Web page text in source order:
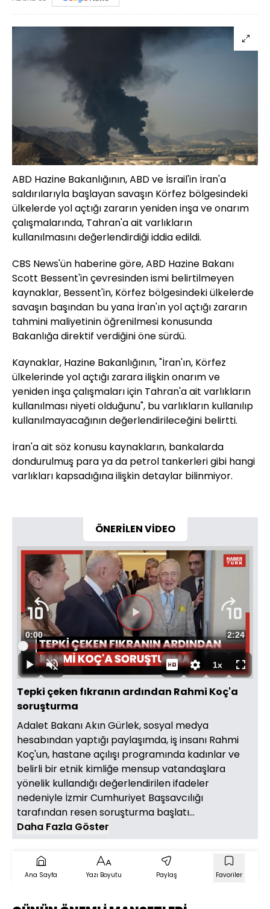
ABD Hazine Bakanlığının, ABD ve İsrail'in İran'a
saldırılarıyla başlayan savaşın Körfez bölgesindeki
ülkelerde yol açtığı zararın yeniden inşa ve onarım
çalışmalarında, Tahran'a ait varlıkların
kullanılmasını değerlendirdiği iddia edildi.
CBS News'ün haberine göre, ABD Hazine Bakanı
Scott Bessent'in çevresinden ismi belirtilmeyen
kaynaklar, Bessent'in, Körfez bölgesindeki ülkelerde
savaşın başından bu yana İran'ın yol açtığı zararın
tahmini maliyetinin öğrenilmesi konusunda
Bakanlığa direktif verdiğini öne sürdü.
Kaynaklar, Hazine Bakanlığının, "İran'ın, Körfez
ülkelerinde yol açtığı zarara ilişkin onarım ve
yeniden inşa çalışmaları için Tahran'a ait varlıkların
kullanılması niyeti olduğunu", bu varlıkların kullanılıp
kullanılmayacağının değerlendirileceğini belirtti.
İran'a ait söz konusu kaynakların, bankalarda
dondurulmuş para ya da petrol tankerleri gibi hangi
varlıkları kapsadığına ilişkin detaylar bilinmiyor.
ÖNERİLEN VİDEO
Videoyu
Oynat
OynatSesi
Aç
Süre
0:00 Toplam
Süre
2:24
Yüklendi:
1xOynatma
Hızı
Tam
Ekran
Tepki çeken fıkranın ardından Rahmi Koç'a
soruşturma
Adalet Bakanı Akın Gürlek, sosyal medya
hesabından yaptığı paylaşımda, iş insanı Rahmi
Koç'un, hastane açılışı programında kadınlar ve
belirli bir etnik kimliğe mensup vatandaşlara
yönelik kullandığı değerlendirilen ifadeler
nedeniyle İzmir Cumhuriyet Başsavcılığı
tarafından resen soruşturma başlatı...
Daha Fazla Göster
Ana Sayfa Yazı Boyutu Paylaş Favoriler